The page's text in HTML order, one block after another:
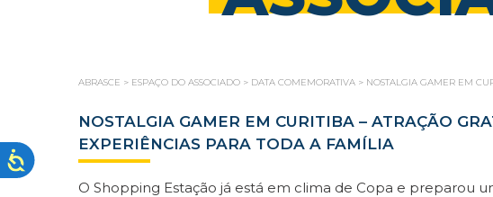
ABRASCE > ESPAÇO DO ASSOCIADO > DATA COMEMORATIVA > NOSTALGIA GAMER EM
NOSTALGIA GAMER EM CURITIBA – ATRAÇÃO
EXPERIÊNCIAS PARA TODA A FAMÍLIA
O Shopping Estação já está em clima de Copa e preparou